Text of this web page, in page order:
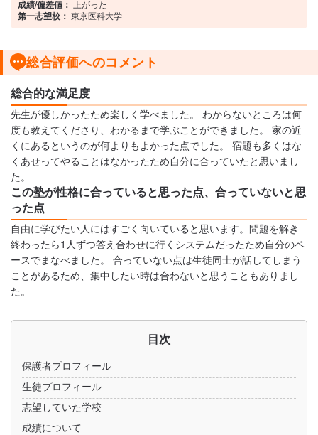
成績/偏差値： 上がった
第一志望校： 東京医科大学
総合評価へのコメント
総合的な満足度
先生が優しかったため楽しく学べました。 わからないところは何
度も教えてくださり、わかるまで学ぶことができました。 家の近
くにあるというのが何よりもよかった点でした。 宿題も多くはな
くあせってやることはなかったため自分に合っていたと思いまし
た。
この塾が性格に合っていると思った点、合っていないと思
った点
自由に学びたい人にはすごく向いていると思います。問題を解き
終わったら1人ずつ答え合わせに行くシステムだったため自分のペ
ースでまなべました。 合っていない点は生徒同士が話してしまう
ことがあるため、集中したい時は合わないと思うこともありまし
た。
目次
保護者プロフィール
生徒プロフィール
志望していた学校
成績について